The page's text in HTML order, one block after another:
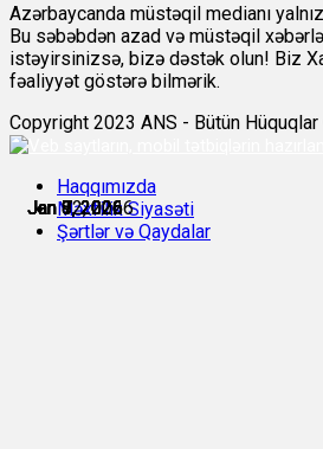
Jan 7, 2026
Jan 7, 2026
Jan 8, 2026
Jan 8, 2026
Jan 9, 2026
Jan 12, 2026
Azərbaycanda müstəqil medianı
Bu səbəbdən azad və müstəqil
istəyirsinizsə, bizə dəstək olun! Biz
fəaliyyət göstərə bilmərik.
Copyright 2023 ANS - Bütün Hüquqlar
Haqqımızda
Məxfilik Siyasəti
Şərtlər və Qaydalar